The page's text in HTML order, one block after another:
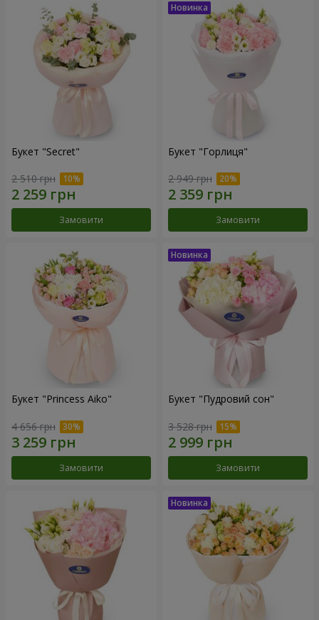
Букет "Secret"
2 510 грн
Замовити
Букет "Горлиця"
2 949 грн
Замовити
Букет "Princess Aiko"
4 656 грн
Замовити
Букет "Пудровий сон"
3 528 грн
Замовити